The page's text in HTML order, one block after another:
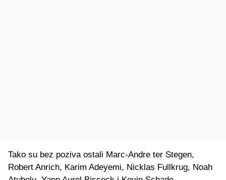
Tako su bez poziva ostali Marc-Andre ter Stegen,
Robert Anrich, Karim Adeyemi, Nicklas Fullkrug, Noah